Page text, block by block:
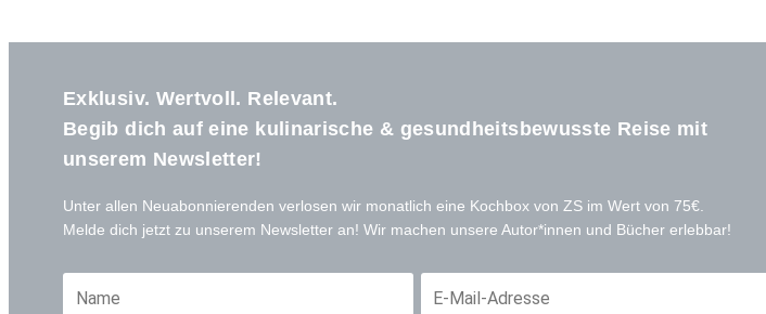
Exklusiv. Wertvoll. Relevant.
Begib dich auf eine kulinarische & gesundheitsbewusste Reise mit
unserem Newsletter!
Unter allen Neuabonnierenden verlosen wir monatlich eine Kochbox von ZS im Wert von 75€.
Melde dich jetzt zu unserem Newsletter an! Wir machen unsere Autor*innen und Bücher erlebbar!